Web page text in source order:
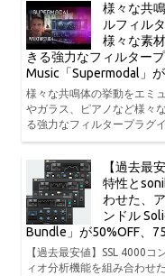
様々な共
ルフィル
様々な素
きる強力なフィルター
Music「Supermodal」
様々な共鳴体の挙動をエミ
やガラス、ピアノなど様々
る強力なフィルタープラグ
【過去最
特性と
わせた、
ンドル
Bundle」が50%OFF、
【過去最安値】SSL 4000
ィオ分析機能を組み合わせ